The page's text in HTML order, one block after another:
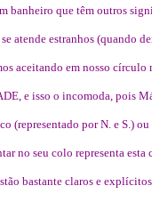
banheiro que têm outros
atende estranhos (quando
aceitando em nosso
e isso o incomoda, pois
(representado por N. e S.)
no seu colo representa esta
bastante claros e